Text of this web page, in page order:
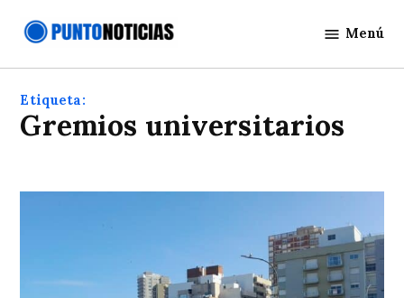
Noticias
Menú
Etiqueta:
Gremios universitarios